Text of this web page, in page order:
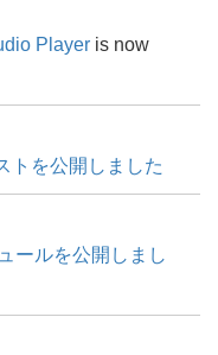
Player is now
トを公開しました
ールを公開しまし